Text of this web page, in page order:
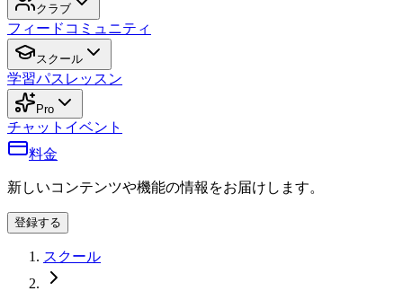
クラブ
フィード コミュニティ
スクール
学習パス レッスン
Pro
チャット イベント
料金
新しいコンテンツや機能の情報をお届けします。
登録する
スクール